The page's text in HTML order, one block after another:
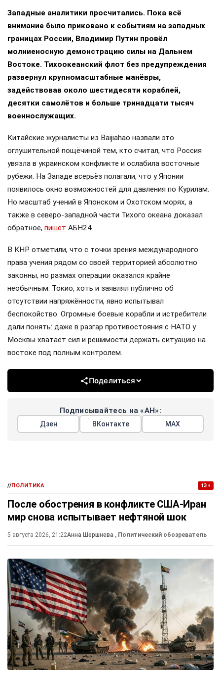
Западные аналитики просчитались. Пока всё
внимание было приковано к событиям на западных
границах России, Владимир Путин провёл
молниеносную демонстрацию силы на Дальнем
Востоке. Тихоокеанский флот без предупреждения
развернул крупномасштабные манёвры,
задействовав около шестидесяти кораблей,
десятки самолётов и больше тринадцати тысяч
военнослужащих.
Китайские журналисты из Baijiahao назвали это
оглушительной пощёчиной тем, кто считал, что Россия
увязла в украинском конфликте и ослабила восточные
рубежи. На Западе всерьёз полагали, что у Японии
появилось окно возможностей для давления по Курилам.
Но масштаб учений в Японском и Охотском морях, а
также в северо-западной части Тихого океана доказал
обратное, пишет АБН24.
В КНР отметили, что с точки зрения международного
права учения рядом со своей территорией абсолютно
законны, но размах операции оказался крайне
необычным. Токио, хоть и заявлял публично об
отсутствии напряжённости, явно испытывал
беспокойство. Огромные боевые корабли и истребители
дали понять: даже в разгар противостояния с НАТО у
Москвы хватает сил и решимости держать ситуацию на
востоке под полным контролем.
Поделиться
Подписывайтесь на «АН»:
Дзен ВКонтакте МАХ
//ПОЛИТИКА 13+
После обострения в конфликте США-Иран
мир снова испытывает нефтяной шок
5 августа 2026, 21:22Анна Шершнева , Политический обозреватель